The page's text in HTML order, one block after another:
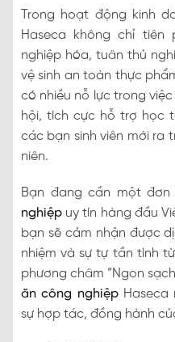
Trong hoạt động kinh
Haseca không chỉ tiên
nghiệp hóa, tuân thủ
vệ sinh an toàn thực
có nhiều nỗ lực trong
hội, tích cực hỗ trợ học
các bạn sinh viên mới ra
niên.
Bạn đang cần một đơn
nghiệp uy tín hàng đầu
bạn sẽ cảm nhận được
nhiệm và sự tự tần tình
phương châm “Ngon
ăn công nghiệpHaseca
sự hợp tác, đồng hành